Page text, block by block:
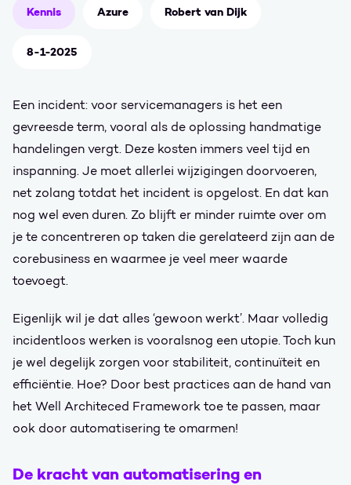
Kennis Azure Robert van Dijk
8-1-2025
Een incident: voor servicemanagers is het een
gevreesde term, vooral als de oplossing handmatige
handelingen vergt. Deze kosten immers veel tijd en
inspanning. Je moet allerlei wijzigingen doorvoeren,
net zolang totdat het incident is opgelost. En dat kan
nog wel even duren. Zo blijft er minder ruimte over om
je te concentreren op taken die gerelateerd zijn aan de
corebusiness en waarmee je veel meer waarde
toevoegt.
Eigenlijk wil je dat alles ‘gewoon werkt’. Maar volledig
incidentloos werken is vooralsnog een utopie. Toch kun
je wel degelijk zorgen voor stabiliteit, continuïteit en
efficiëntie. Hoe? Door best practices aan de hand van
het Well Architeced Framework toe te passen, maar
ook door automatisering te omarmen!
De kracht van automatisering en